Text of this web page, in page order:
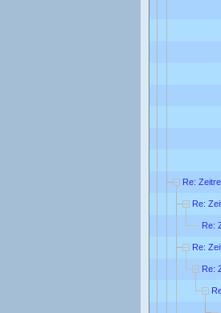
Re:
Re:
Re:
Re:
Re: